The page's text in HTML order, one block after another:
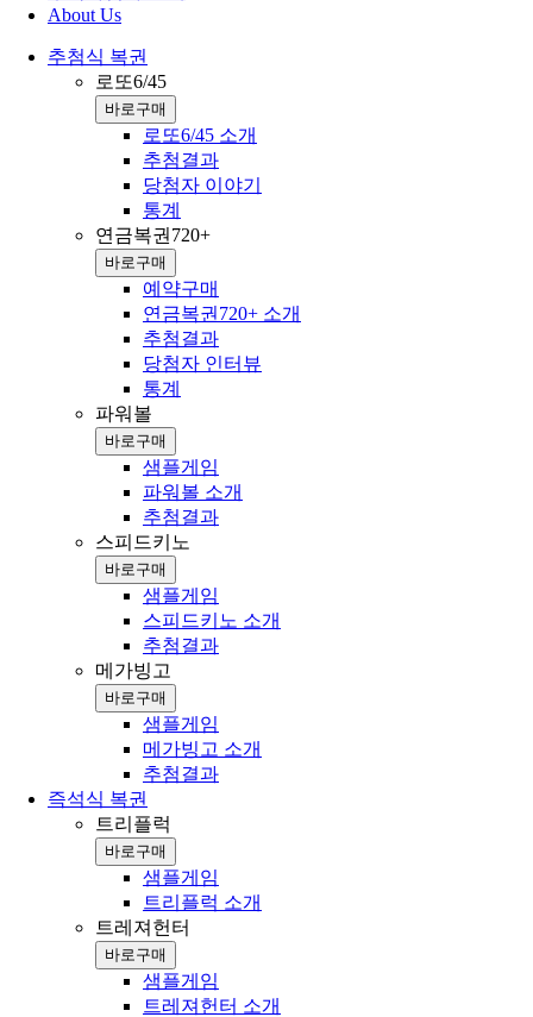
About Us
추첨식 복권
로또6/45
바로구매
로또6/45 소개
추첨결과
당첨자 이야기
통계
연금복권720+
바로구매
예약구매
연금복권720+ 소개
추첨결과
당첨자 인터뷰
통계
파워볼
바로구매
샘플게임
파워볼 소개
추첨결과
스피드키노
바로구매
샘플게임
스피드키노 소개
추첨결과
메가빙고
바로구매
샘플게임
메가빙고 소개
추첨결과
즉석식 복권
트리플럭
바로구매
샘플게임
트리플럭 소개
트레져헌터
바로구매
샘플게임
트레져헌터 소개